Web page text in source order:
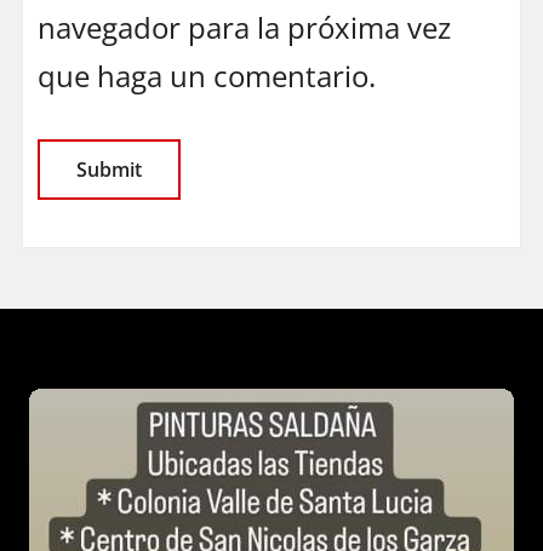
navegador para la próxima vez
que haga un comentario.